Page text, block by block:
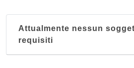
Attualmente nessun
requisiti